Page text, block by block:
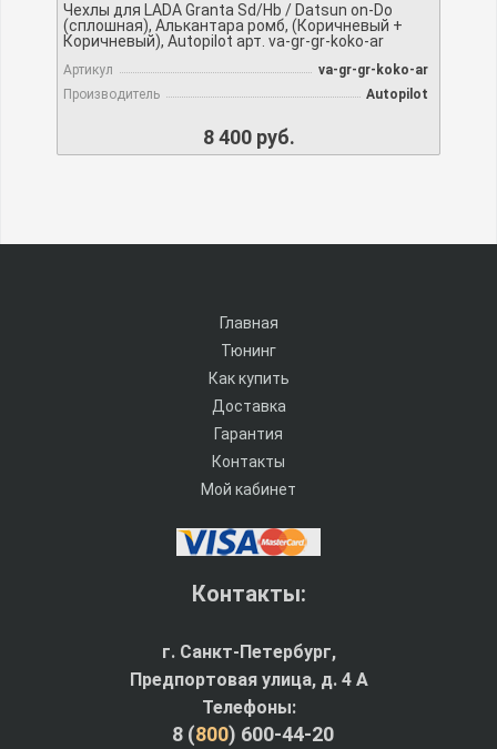
Чехлы для LADA Granta Sd/Hb / Datsun on-Do
(сплошная), Алькантара ромб, (Коричневый +
Коричневый), Autopilot арт. va-gr-gr-koko-ar
Артикул
va-gr-gr-koko-ar
Производитель
Autopilot
8 400 руб.
Главная
Тюнинг
Как купить
Доставка
Гарантия
Контакты
Мой кабинет
Контакты:
г. Санкт-Петербург,
Предпортовая улица, д. 4 A
Телефоны:
8 (800) 600-44-20